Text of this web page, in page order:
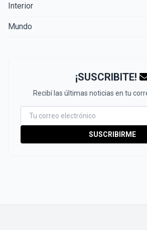
Interior
Mundo
¡SUSCRIBITE!
Recibí las últimas noticias en tu
SUSCRIBIRME